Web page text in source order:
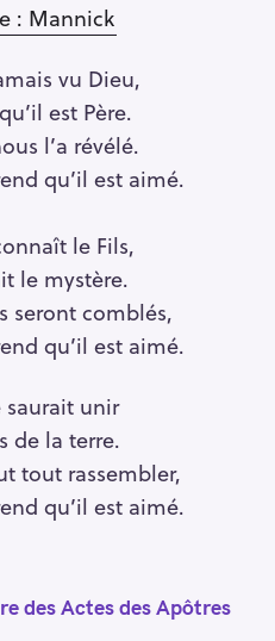
: Mannick
vu Dieu,
est Père.
l’a révélé.
qu’il est aimé.
le Fils,
le mystère.
seront comblés,
qu’il est aimé.
unir
de la terre.
tout rassembler,
qu’il est aimé.
des Actes des Apôtres